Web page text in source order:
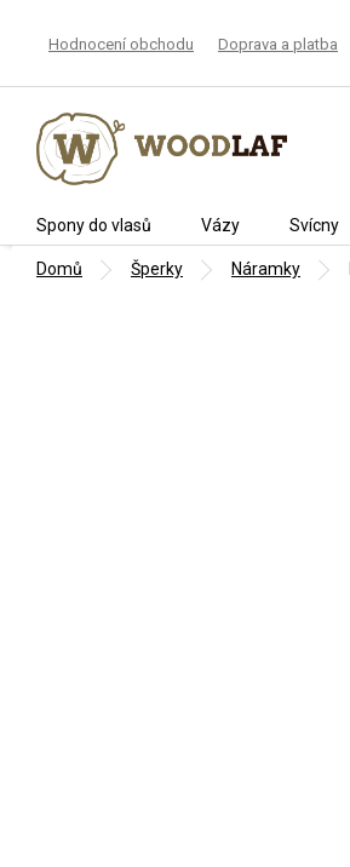
Hodnocení obchodu Doprava a platba
Spony do vlasů Vázy Svícny
Domů Šperky Náramky